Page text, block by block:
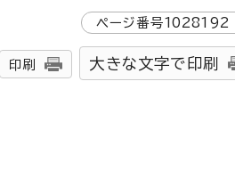
ページ番号1028192
印刷 大きな文字で印刷